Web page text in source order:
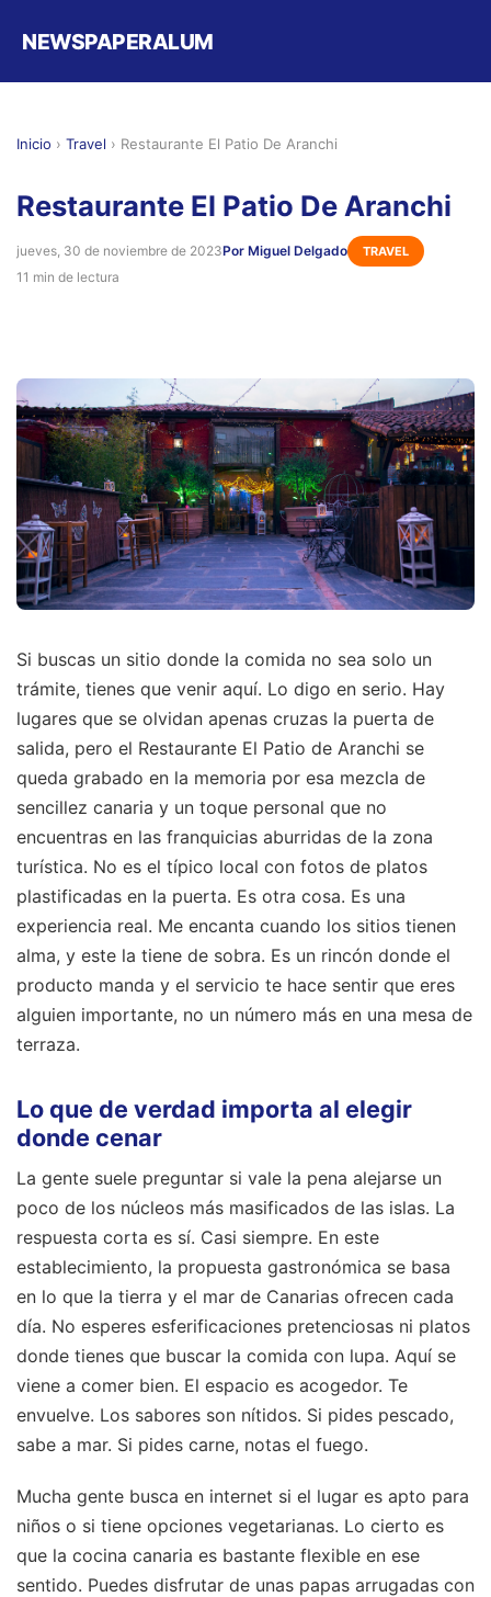
NEWSPAPERALUM
Inicio › Travel › Restaurante El Patio De Aranchi
Restaurante El Patio De Aranchi
jueves, 30 de noviembre de 2023Por Miguel Delgado TRAVEL
11 min de lectura
Si buscas un sitio donde la comida no sea solo un
trámite, tienes que venir aquí. Lo digo en serio. Hay
lugares que se olvidan apenas cruzas la puerta de
salida, pero el Restaurante El Patio de Aranchi se
queda grabado en la memoria por esa mezcla de
sencillez canaria y un toque personal que no
encuentras en las franquicias aburridas de la zona
turística. No es el típico local con fotos de platos
plastificadas en la puerta. Es otra cosa. Es una
experiencia real. Me encanta cuando los sitios tienen
alma, y este la tiene de sobra. Es un rincón donde el
producto manda y el servicio te hace sentir que eres
alguien importante, no un número más en una mesa de
terraza.
Lo que de verdad importa al elegir
donde cenar
La gente suele preguntar si vale la pena alejarse un
poco de los núcleos más masificados de las islas. La
respuesta corta es sí. Casi siempre. En este
establecimiento, la propuesta gastronómica se basa
en lo que la tierra y el mar de Canarias ofrecen cada
día. No esperes esferificaciones pretenciosas ni platos
donde tienes que buscar la comida con lupa. Aquí se
viene a comer bien. El espacio es acogedor. Te
envuelve. Los sabores son nítidos. Si pides pescado,
sabe a mar. Si pides carne, notas el fuego.
Mucha gente busca en internet si el lugar es apto para
niños o si tiene opciones vegetarianas. Lo cierto es
que la cocina canaria es bastante flexible en ese
sentido. Puedes disfrutar de unas papas arrugadas con